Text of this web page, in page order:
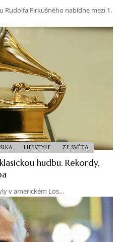
Rudolfa Firkušného nabídne mezi 1.
LIFESTYLE ZE SVĚTA
hudbu. Rekordy,
v americkém Los…